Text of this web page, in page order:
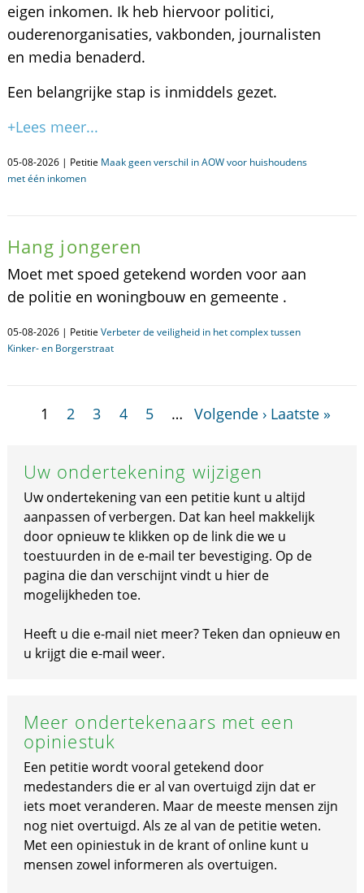
eigen inkomen. Ik heb hiervoor politici,
ouderenorganisaties, vakbonden, journalisten
en media benaderd.
Een belangrijke stap is inmiddels gezet.
+Lees meer...
05-08-2026 | Petitie Maak geen verschil in AOW voor huishoudens
met één inkomen
Hang jongeren
Moet met spoed getekend worden voor aan
de politie en woningbouw en gemeente .
05-08-2026 | Petitie Verbeter de veiligheid in het complex tussen
Kinker- en Borgerstraat
1 2 3 4 5 … Volgende › Laatste »
Uw ondertekening wijzigen
Uw ondertekening van een petitie kunt u altijd
aanpassen of verbergen. Dat kan heel makkelijk
door opnieuw te klikken op de link die we u
toestuurden in de e-mail ter bevestiging. Op de
pagina die dan verschijnt vindt u hier de
mogelijkheden toe.
Heeft u die e-mail niet meer? Teken dan opnieuw en
u krijgt die e-mail weer.
Meer ondertekenaars met een
opiniestuk
Een petitie wordt vooral getekend door
medestanders die er al van overtuigd zijn dat er
iets moet veranderen. Maar de meeste mensen zijn
nog niet overtuigd. Als ze al van de petitie weten.
Met een opiniestuk in de krant of online kunt u
mensen zowel informeren als overtuigen.